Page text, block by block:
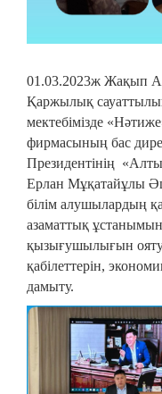
01.03.2023ж Жақып
Қаржылық
мектебімізде
фирмасының бас
Президентінің
Ерлан Мұқатайұлы
білім алушылардың
азаматтық
қызығушылығын ояту,
қабілеттерін,
дамыту.